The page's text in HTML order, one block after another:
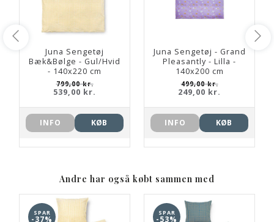
Juna Sengetøj
Bæk&Bølge - Gul/Hvid
- 140x220 cm
799,00 kr.
539,00 kr.
INFO KØB
Juna Sengetøj - Grand
Pleasantly - Lilla -
140x200 cm
499,00 kr.
249,00 kr.
INFO KØB
Andre har også købt sammen med
SPAR
-37%
SPAR
-53%